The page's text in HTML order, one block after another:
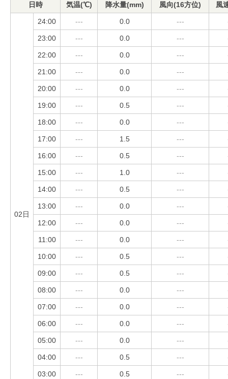
日時 気温(℃) 降水量(mm) 風向(16方位) 風
02日
24:00 --- 0.0 ---
23:00 --- 0.0 ---
22:00 --- 0.0 ---
21:00 --- 0.0 ---
20:00 --- 0.0 ---
19:00 --- 0.5 ---
18:00 --- 0.0 ---
17:00 --- 1.5 ---
16:00 --- 0.5 ---
15:00 --- 1.0 ---
14:00 --- 0.5 ---
13:00 --- 0.0 ---
12:00 --- 0.0 ---
11:00 --- 0.0 ---
10:00 --- 0.5 ---
09:00 --- 0.5 ---
08:00 --- 0.0 ---
07:00 --- 0.0 ---
06:00 --- 0.0 ---
05:00 --- 0.0 ---
04:00 --- 0.5 ---
03:00 --- 0.5 ---